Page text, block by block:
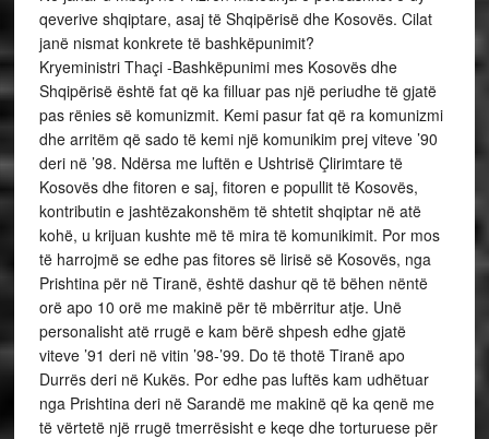
qeverive shqiptare, asaj të Shqipërisë dhe Kosovës. Cilat
janë nismat konkrete të bashkëpunimit?
Kryeministri Thaçi -Bashkëpunimi mes Kosovës dhe
Shqipërisë është fat që ka filluar pas një periudhe të gjatë
pas rënies së komunizmit. Kemi pasur fat që ra komunizmi
dhe arritëm që sado të kemi një komunikim prej viteve ’90
deri në ’98. Ndërsa me luftën e Ushtrisë Çlirimtare të
Kosovës dhe fitoren e saj, fitoren e popullit të Kosovës,
kontributin e jashtëzakonshëm të shtetit shqiptar në atë
kohë, u krijuan kushte më të mira të komunikimit. Por mos
të harrojmë se edhe pas fitores së lirisë së Kosovës, nga
Prishtina për në Tiranë, është dashur që të bëhen nëntë
orë apo 10 orë me makinë për të mbërritur atje. Unë
personalisht atë rrugë e kam bërë shpesh edhe gjatë
viteve ’91 deri në vitin ’98-’99. Do të thotë Tiranë apo
Durrës deri në Kukës. Por edhe pas luftës kam udhëtuar
nga Prishtina deri në Sarandë me makinë që ka qenë me
të vërtetë një rrugë tmerrësisht e keqe dhe torturuese për